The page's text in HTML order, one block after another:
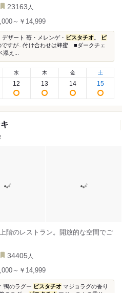
23163 人
～￥14,999
ザート 苺・メレンゲ・ ピスタチオ
ピ
ですが...付け合わせは蜂蜜 ■ダークチェ
添え...
水
12
木
13
金
14
土
15
階のレストラン。開放的な空間でご
34405 人
～￥14,999
鴨のラグー ピスタチオ マジョラグの香り